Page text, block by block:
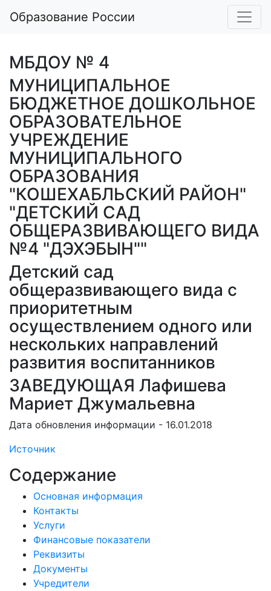
Образование России
МБДОУ № 4
МУНИЦИПАЛЬНОЕ
БЮДЖЕТНОЕ ДОШКОЛЬНОЕ
ОБРАЗОВАТЕЛЬНОЕ
УЧРЕЖДЕНИЕ
МУНИЦИПАЛЬНОГО
ОБРАЗОВАНИЯ
"КОШЕХАБЛЬСКИЙ РАЙОН"
"ДЕТСКИЙ САД
ОБЩЕРАЗВИВАЮЩЕГО ВИДА
№4 "ДЭХЭБЫН""
Детский сад
общеразвивающего вида с
приоритетным
осуществлением одного или
нескольких направлений
развития воспитанников
ЗАВЕДУЮЩАЯ Лафишева
Мариет Джумальевна
Дата обновления информации - 16.01.2018
Источник
Содержание
Основная информация
Контакты
Услуги
Финансовые показатели
Реквизиты
Документы
Учредители